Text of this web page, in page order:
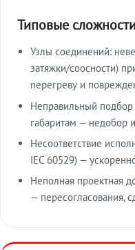
Типовые
Узлы соединений:
затяжки/соосности)
перегреву и
Неправильный
габаритам — недобор
Несоответствие
IEC 60529) —
Неполная проектная
— пересогласования,